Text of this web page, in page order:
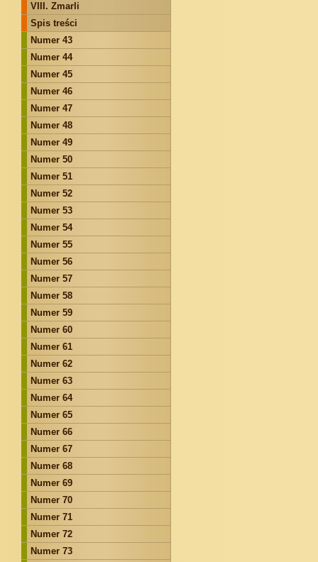
VIII. Zmarli
Spis treści
Numer 43
Numer 44
Numer 45
Numer 46
Numer 47
Numer 48
Numer 49
Numer 50
Numer 51
Numer 52
Numer 53
Numer 54
Numer 55
Numer 56
Numer 57
Numer 58
Numer 59
Numer 60
Numer 61
Numer 62
Numer 63
Numer 64
Numer 65
Numer 66
Numer 67
Numer 68
Numer 69
Numer 70
Numer 71
Numer 72
Numer 73